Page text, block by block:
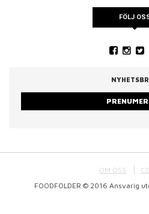
FÖLJ
OM OSS
FOODFOLDER © 2016 Ansvarig